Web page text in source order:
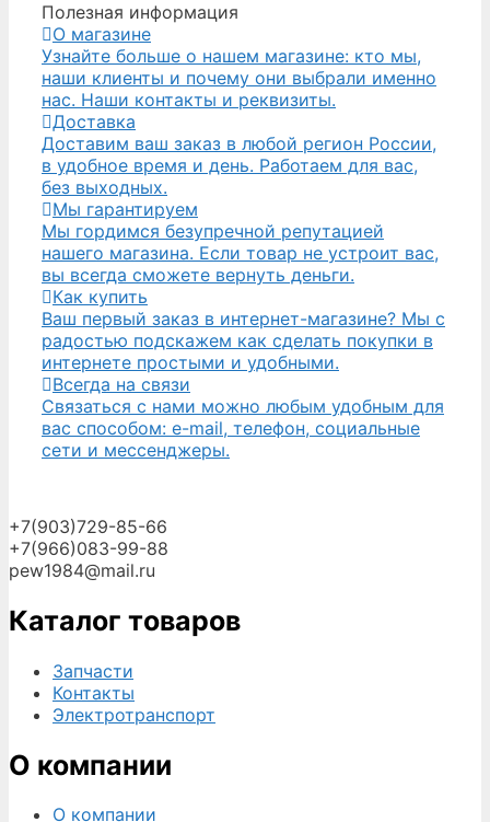
Полезная информация
О магазине
Узнайте больше о нашем магазине: кто мы,
наши клиенты и почему они выбрали именно
нас. Наши контакты и реквизиты.
Доставка
Доставим ваш заказ в любой регион России,
в удобное время и день. Работаем для вас,
без выходных.
Мы гарантируем
Мы гордимся безупречной репутацией
нашего магазина. Если товар не устроит вас,
вы всегда сможете вернуть деньги.
Как купить
Ваш первый заказ в интернет-магазине? Мы с
радостью подскажем как сделать покупки в
интернете простыми и удобными.
Всегда на связи
Связаться с нами можно любым удобным для
вас способом: e-mail, телефон, социальные
сети и мессенджеры.
+7(903)729-85-66
+7(966)083-99-88
pew1984@mail.ru
Каталог товаров
Запчасти
Контакты
Электротранспорт
О компании
О компании